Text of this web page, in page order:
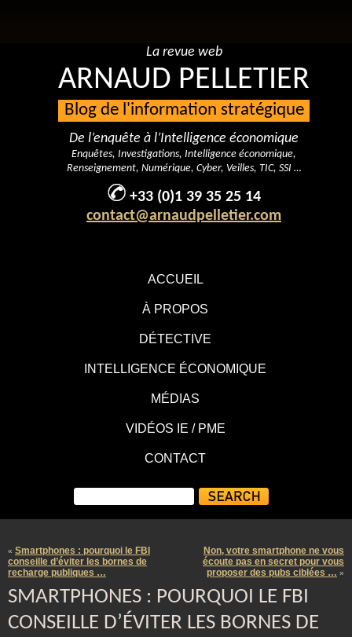
ACCUEIL
À PROPOS
DÉTECTIVE
INTELLIGENCE ÉCONOMIQUE
MÉDIAS
VIDÉOS IE / PME
CONTACT
La revue web
ARNAUD PELLETIER
Blog de l'information stratégique
De l’enquête à l’Intelligence économique
Enquêtes, Investigations, Intelligence économique,
Renseignement, Numérique, Cyber, Veilles, TIC, SSI …
+33 (0)1 39 35 25 14
contact@arnaudpelletier.com
« Smartphones : pourquoi le FBI
conseille d’éviter les bornes de
recharge publiques …
Non, votre smartphone ne vous
écoute pas en secret pour vous
proposer des pubs ciblées … »
SMARTPHONES : POURQUOI LE FBI
CONSEILLE D’ÉVITER LES BORNES DE